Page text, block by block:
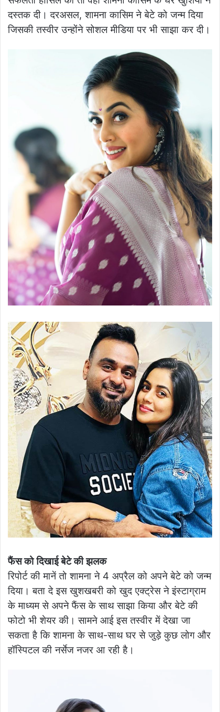
दस्तक दी। दरअसल, शामना कासिम ने बेटे को जन्म दिया
जिसकी तस्वीर उन्होंने सोशल मीडिया पर भी साझा कर दी।
फैंस को दिखाई बेटे की झलक
रिपोर्ट की मानें तो शामना ने 4 अप्रैल को अपने बेटे को जन्म
दिया। बता दे इस खुशखबरी को खुद एक्ट्रेस ने इंस्टाग्राम
के माध्यम से अपने फैंस के साथ साझा किया और बेटे की
फोटो भी शेयर की। सामने आई इस तस्वीर में देखा जा
सकता है कि शामना के साथ-साथ घर से जुड़े कुछ लोग और
हॉस्पिटल की नर्सेज नजर आ रही है।